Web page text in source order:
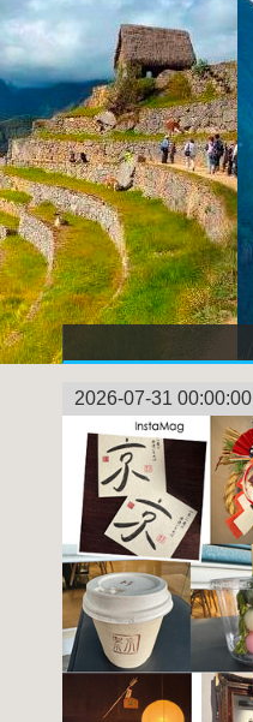
2026-07-31 00:00:00